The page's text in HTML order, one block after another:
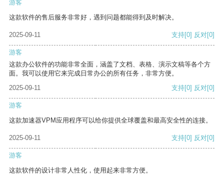
游客
这款软件的售后服务非常好，遇到问题都能得到及时解决。
2025-09-11 支持[0] 反对[0]
游客
这款办公软件的功能非常全面，涵盖了文档、表格、演示文稿等各个方
面。我可以使用它来完成日常办公的所有任务，非常方便。
2025-09-11
支持[0] 反对[0]
游客
这款加速器VPM应用程序可以给你提供全球覆盖和最高安全性的连接。
2025-09-11 支持[0] 反对[0]
游客
这款软件的设计非常人性化，使用起来非常方便。